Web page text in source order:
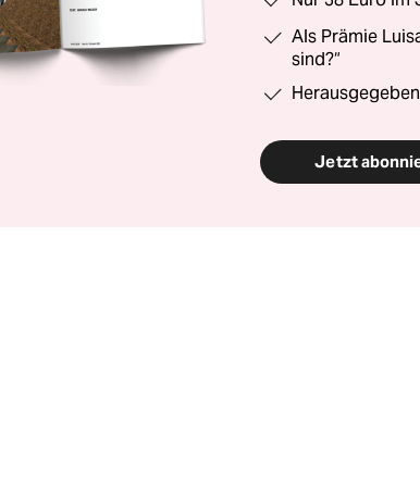
Als Prämie
sind?“
Jetzt